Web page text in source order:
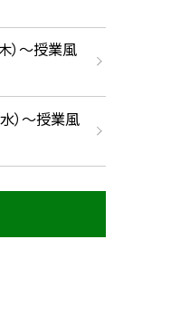
）～授業風
）～授業風